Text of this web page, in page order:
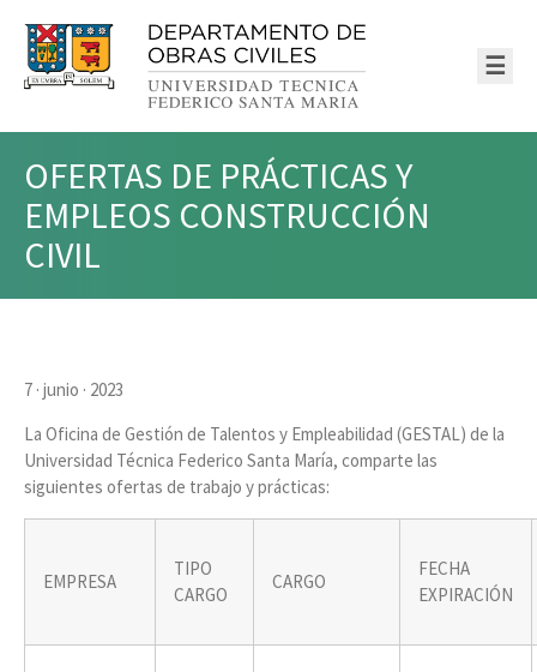
☰
OFERTAS DE PRÁCTICAS Y
EMPLEOS CONSTRUCCIÓN
CIVIL
7 · junio · 2023
La Oficina de Gestión de Talentos y Empleabilidad (GESTAL) de la
Universidad Técnica Federico Santa María, comparte las
siguientes ofertas de trabajo y prácticas:
EMPRESA
TIPO
CARGO
CARGO
FECHA
EXPIRACIÓN